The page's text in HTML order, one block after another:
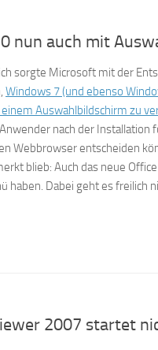
nun auch mit
sorgte Microsoft mit der
Windows 7 (und ebenso
Auswahlbildschirm zu
nach der Installation
Webbrowser entscheiden
blieb: Auch das neue
haben. Dabei geht es freilich
2007 startet